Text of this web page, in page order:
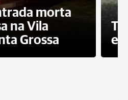
morta
na Vila
Grossa
e